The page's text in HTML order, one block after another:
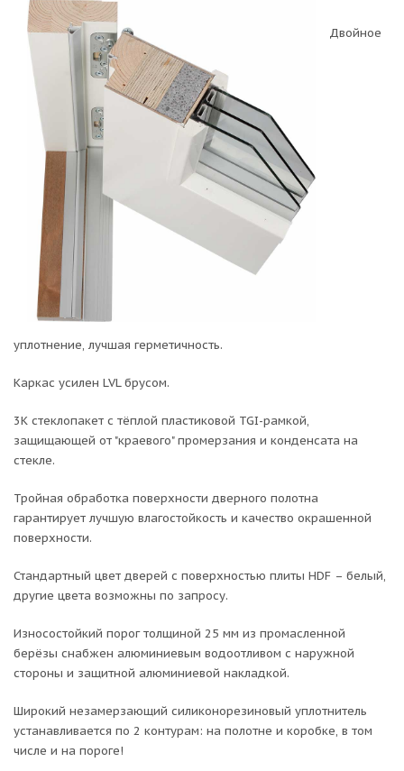
Двойное
уплотнение, лучшая герметичность.
Каркас усилен LVL брусом.
3К стеклопакет с тёплой пластиковой TGI-рамкой,
защищающей от "краевого" промерзания и конденсата на
стекле.
Тройная обработка поверхности дверного полотна
гарантирует лучшую влагостойкость и качество окрашенной
поверхности.
Стандартный цвет дверей с поверхностью плиты HDF – белый,
другие цвета возможны по запросу.
Износостойкий порог толщиной 25 мм из промасленной
берёзы снабжен алюминиевым водоотливом с наружной
стороны и защитной алюминиевой накладкой.
Широкий незамерзающий силиконорезиновый уплотнитель
устанавливается по 2 контурам: на полотне и коробке, в том
числе и на пороге!